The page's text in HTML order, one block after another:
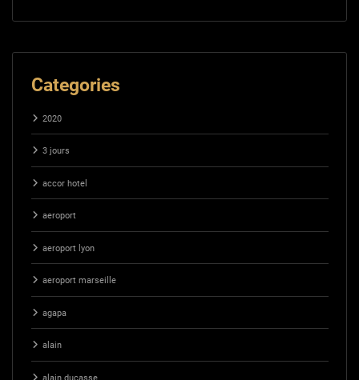
Categories
2020
3 jours
accor hotel
aeroport
aeroport lyon
aeroport marseille
agapa
alain
alain ducasse